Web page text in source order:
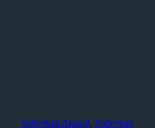
Volleyball Aktuell, Volleyball